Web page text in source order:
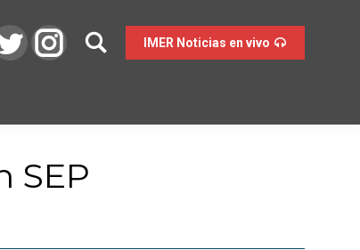
IMER Noticias en vivo
SEP